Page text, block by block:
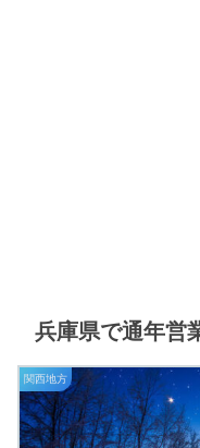
兵庫県で通年営
関西地方